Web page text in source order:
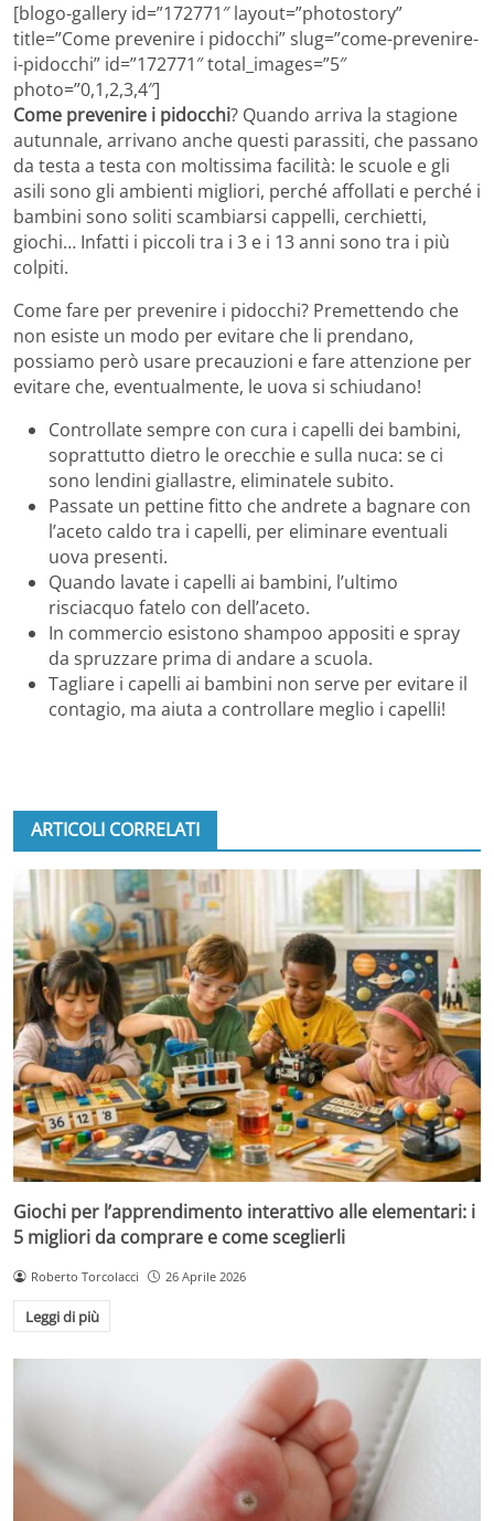
[blogo-gallery id=”172771″ layout=”photostory”
title=”Come prevenire i pidocchi” slug=”come-prevenire-
i-pidocchi” id=”172771″ total_images=”5″
photo=”0,1,2,3,4″]
Come prevenire i pidocchi? Quando arriva la stagione
autunnale, arrivano anche questi parassiti, che passano
da testa a testa con moltissima facilità: le scuole e gli
asili sono gli ambienti migliori, perché affollati e perché i
bambini sono soliti scambiarsi cappelli, cerchietti,
giochi… Infatti i piccoli tra i 3 e i 13 anni sono tra i più
colpiti.
Come fare per prevenire i pidocchi? Premettendo che
non esiste un modo per evitare che li prendano,
possiamo però usare precauzioni e fare attenzione per
evitare che, eventualmente, le uova si schiudano!
Controllate sempre con cura i capelli dei bambini,
soprattutto dietro le orecchie e sulla nuca: se ci
sono lendini giallastre, eliminatele subito.
Passate un pettine fitto che andrete a bagnare con
l’aceto caldo tra i capelli, per eliminare eventuali
uova presenti.
Quando lavate i capelli ai bambini, l’ultimo
risciacquo fatelo con dell’aceto.
In commercio esistono shampoo appositi e spray
da spruzzare prima di andare a scuola.
Tagliare i capelli ai bambini non serve per evitare il
contagio, ma aiuta a controllare meglio i capelli!
ARTICOLI CORRELATI
Giochi per l’apprendimento interattivo alle elementari: i
5 migliori da comprare e come sceglierli
Roberto Torcolacci 26 Aprile 2026
Leggi di più